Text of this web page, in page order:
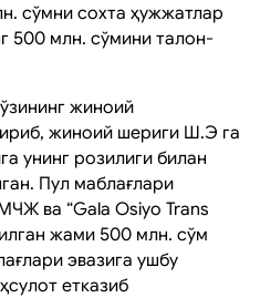
сўмни сохта ҳужжатлар
500 млн. сўмини талон-
жиноий
жиноий шериги Ш.Э га
унинг розилиги билан
Пул маблағлари
ва “Gala Osiyo Trans
жами 500 млн. сўм
эвазига ушбу
етказиб